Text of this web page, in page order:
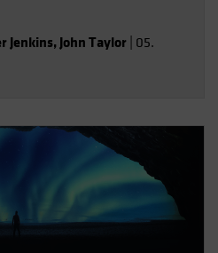
Jenkins, John Taylor 05.